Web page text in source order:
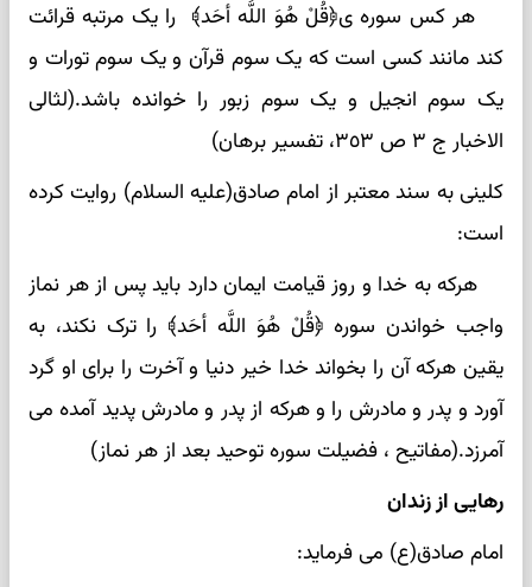
هر کس سوره ی﴿قُلْ هُوَ اللَّه أحَد﴾ را یک مرتبه قرائت
کند مانند کسی است که یک سوم قرآن و یک سوم تورات و
یک سوم انجیل و یک سوم زبور را خوانده باشد.(لثالی
الاخبار ج ٣ ص ٣٥٣، تفسیر برهان)
کلینی به سند معتبر از امام صادق(علیه السلام) روایت کرده
است:
هرکه به خدا و روز قیامت ایمان دارد باید پس از هر نماز
واجب خواندن سوره ﴿قُلْ هُوَ اللَّه أحَد﴾ را ترک نکند، به
یقین هرکه آن را بخواند خدا خیر دنیا و آخرت را برای او گرد
آورد و پدر و مادرش را و هرکه از پدر و مادرش پدید آمده می
آمرزد.(مفاتیح ، فضیلت سوره توحید بعد از هر نماز)
رهایی از زندان
امام صادق(ع) می فرماید: